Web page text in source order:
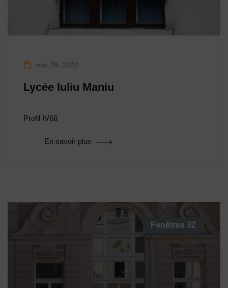
mai 28, 2022
Lycée Iuliu Maniu
Profil IV68
En savoir plus
Fenêtres 32